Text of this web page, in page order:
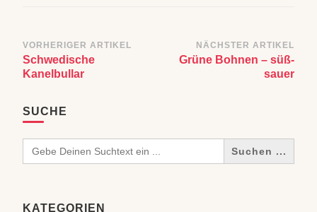
Beitragsnavigation
VORHERIGER ARTIKEL
Schwedische
Kanelbullar
NÄCHSTER ARTIKEL
Grüne Bohnen – süß-
sauer
SUCHE
Search
for:
KATEGORIEN